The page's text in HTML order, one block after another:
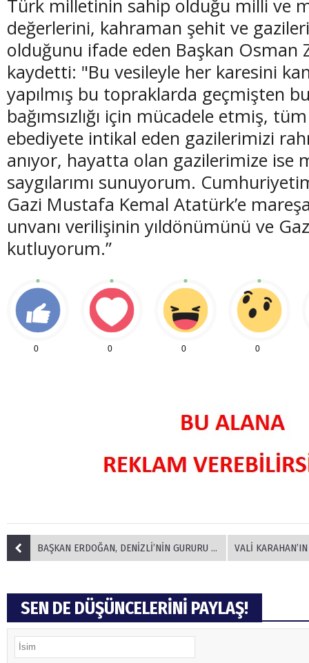
Türk milletinin sahip olduğu milli ve
değerlerini, kahraman şehit ve
olduğunu ifade eden Başkan Osman
kaydetti: "Bu vesileyle her karesini
yapılmış bu topraklarda geçmişten
bağımsızlığı için mücadele etmiş,
ebediyete intikal eden gazilerimizi
anıyor, hayatta olan gazilerimize ise
saygılarımı sunuyorum.
Gazi Mustafa Kemal Atatürk’e
unvanı verilişinin yıldönümünü ve
kutluyorum.”
0 0 0 0
BAŞKAN ERDOĞAN, DENİZLİ’NİN GURURU DOSBİL’DE VALİ KARAHAN’IN
SEN DE DÜŞÜNCELERİNİ PAYLAŞ!